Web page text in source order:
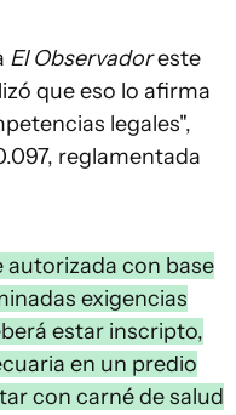
El Observadoreste
que eso lo afirma
legales",
reglamentada
autorizada con base
exigencias
estar inscripto,
en un predio
con carné de salud